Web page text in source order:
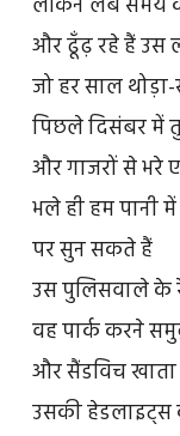
और ढूँढ़ रहे हैं उस
जो हर साल
पिछले दिसंबर में
और गाजरों से भरे
भले ही हम पानी
पर सुन सकते हैं
उस पुलिसवाले के
वह पार्क करने
और सैंडविच
उसकी हेडलाइट्स